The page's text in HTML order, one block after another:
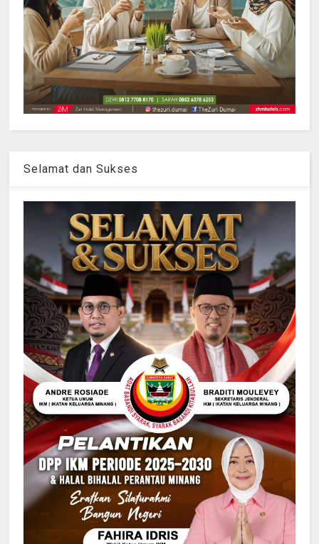
Selamat dan Sukses